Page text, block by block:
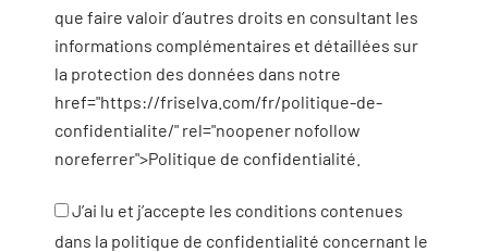
que faire valoir d’autres droits en consultant les
informations complémentaires et détaillées sur
la protection des données dans notre
href="https://friselva.com/fr/politique-de-
confidentialite/" rel="noopener nofollow
noreferrer">Politique de confidentialité.
J’ai lu et j’accepte les conditions contenues
dans la politique de confidentialité concernant le